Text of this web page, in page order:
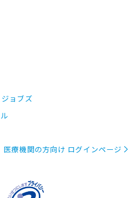
ョブズ
医療機関の方向け ログインページ